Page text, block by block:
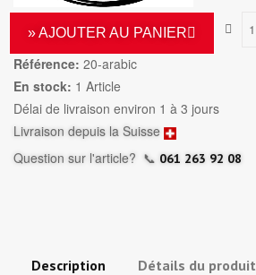
» AJOUTER AU PANIER
Référence: 20-arabic
En stock: 1 Article
Délai de livraison environ 1 à 3 jours
Livraison depuis la Suisse
Question sur l'article? 📞 061 263 92 08
Description Détails du produit